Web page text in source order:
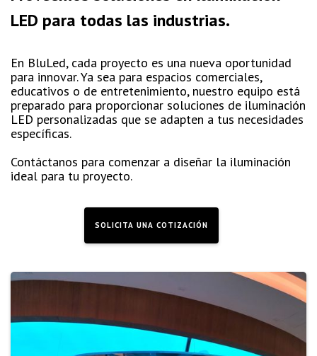
LED para todas las industrias.
En BluLed, cada proyecto es una nueva oportunidad
para innovar. Ya sea para espacios comerciales,
educativos o de entretenimiento, nuestro equipo está
preparado para proporcionar soluciones de iluminación
LED personalizadas que se adapten a tus necesidades
específicas.
Contáctanos para comenzar a diseñar la iluminación
ideal para tu proyecto.
SOLICITA UNA COTIZACIÓN